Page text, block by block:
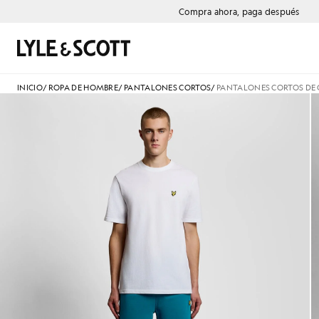
Compra ahora, paga después
Buscar
INICIO/ ROPA DE HOMBRE/ PANTALONES CORTOS/ PANTALONES CORTOS